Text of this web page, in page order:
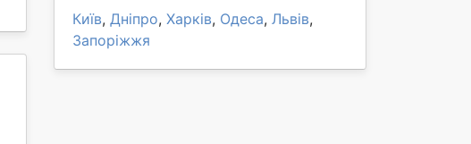
Київ, Дніпро, Харків, Одеса, Львів,
Запоріжжя